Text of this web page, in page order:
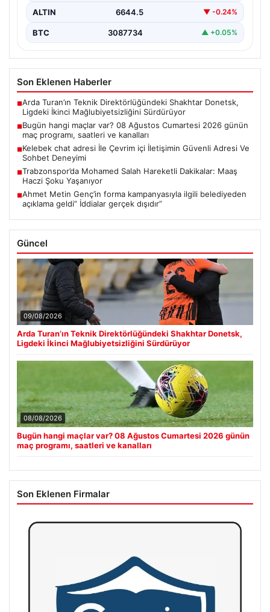
ALTIN 6644.5 ▼ -0.24%
BTC 3087734 ▲ +0.05%
Son Eklenen Haberler
■Arda Turan’ın Teknik Direktörlüğündeki Shakhtar Donetsk,
Ligdeki İkinci Mağlubiyetsizliğini Sürdürüyor
■Bugün hangi maçlar var? 08 Ağustos Cumartesi 2026 günün
maç programı, saatleri ve kanalları
■Kelebek chat adresi İle Çevrim içi İletişimin Güvenli Adresi Ve
Sohbet Deneyimi
■Trabzonspor’da Mohamed Salah Hareketli Dakikalar: Maaş
Haczi Şoku Yaşanıyor
■Ahmet Metin Genç’in forma kampanyasıyla ilgili belediyeden
açıklama geldi” İddialar gerçek dışıdır”
Güncel
09/08/2026
Arda Turan’ın Teknik Direktörlüğündeki Shakhtar Donetsk,
Ligdeki İkinci Mağlubiyetsizliğini Sürdürüyor
08/08/2026
Bugün hangi maçlar var? 08 Ağustos Cumartesi 2026 günün
maç programı, saatleri ve kanalları
Son Eklenen Firmalar